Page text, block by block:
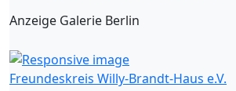
Anzeige Galerie Berlin
Freundeskreis Willy-Brandt-Haus e.V.